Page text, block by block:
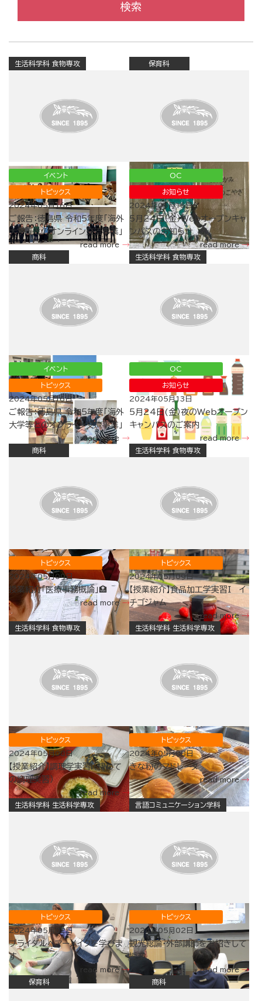
生活科学科 食物専攻
イベント
トピックス
2024年05月16日
ご報告：徳島県 令和5年度「海外
大学等とのオンライン交流事業」
read more
保育科
OC
お知らせ
2024年05月16日
5月24日（金）Webオープンキャ
ンパスのお知らせ
read more
商科
イベント
トピックス
2024年05月16日
ご報告：徳島県 令和5年度「海外
大学等とのオンライン交流事業」
read more
生活科学科 食物専攻
OC
お知らせ
2024年05月13日
5月24日(金）夜のWebオープン
キャンパスのご案内
read more
商科
トピックス
2024年05月09日
授業紹介「医療事務概論」🏥
read more
生活科学科 食物専攻
トピックス
2024年05月09日
【授業紹介】食品加工学実習I イ
チゴジャム
read more
生活科学科 食物専攻
トピックス
2024年05月08日
【授業紹介】調理学実習Ⅰ（初めて
の調理実習）
read more
生活科学科 生活科学専攻
トピックス
2024年05月08日
きな粉のマドレーヌ
read more
生活科学科 生活科学専攻
トピックス
2024年05月02日
ブライダルヘアーメイクを学びま
す
read more
言語コミュニケーション学科
トピックス
2024年05月02日
観光総論・外部講師をお招きして
授業
read more
保育科
商科